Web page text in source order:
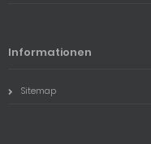
Informationen
Sitemap